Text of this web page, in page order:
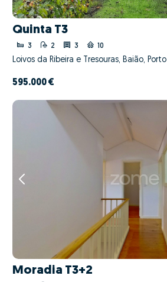
Quinta T3
3 2 3 10
Loivos da Ribeira e Tresouras, Baião, Porto
595.000 €
Moradia T3+2